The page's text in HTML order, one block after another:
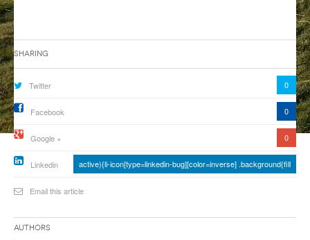
Sharing
Twitter 0
Facebook 0
Google + 0
Linkedin active){li-icon[type=linkedin-bug][color=inverse] .background{fill
Email this article
Authors